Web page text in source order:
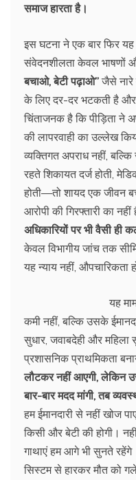
समाज हारता है।
इस घटना ने एक बार फिर यह
संवेदनशीलता केवल भाषणों
बचाओ, बेटी पढ़ाओ”जैसे नारे
के लिए दर-दर भटकती है
चिंताजनक है कि पीड़िता ने
की लापरवाही का उल्लेख
व्यक्तिगत अपराध नहीं,
रहते शिकायत दर्ज होती,
होती—तो शायद एक जीवन
आरोपी की गिरफ्तारी का
अधिकारियों पर भी वैसी ही
केवल विभागीय जांच तक
यह न्याय नहीं, औपचारिकता
यह मामला हमें
कमी नहीं, बल्कि उसके
सुधार, जवाबदेही और महिला
प्रशासनिक प्राथमिकता
लौटकर नहीं आएगी, लेकिन
बार-बार मदद मांगी, तब
हम ईमानदारी से नहीं खोज
किसी और बेटी की होगी।
गाथाएं हम आगे भी सुनते
सिस्टम से हारकर मौत को